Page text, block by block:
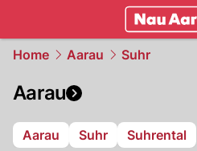
Home Aarau Suhr
Aarau
Aarau Suhr Suhrental